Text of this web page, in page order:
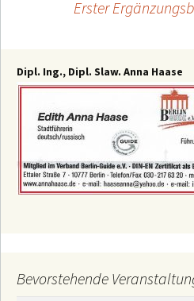
Erster
Dipl. Ing., Dipl. Slaw. Anna Haase
Bevorstehende